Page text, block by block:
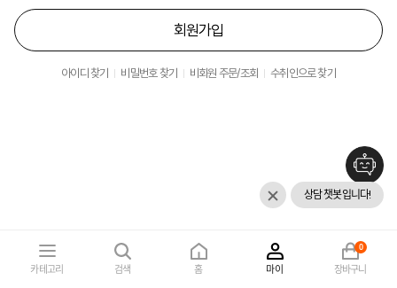
회원가입
아이디 찾기 비밀번호 찾기 비회원 주문/조회 수취인으로 찾기
카테고리 검색 홈 마이 장바구니
0
상담 챗봇입니다!